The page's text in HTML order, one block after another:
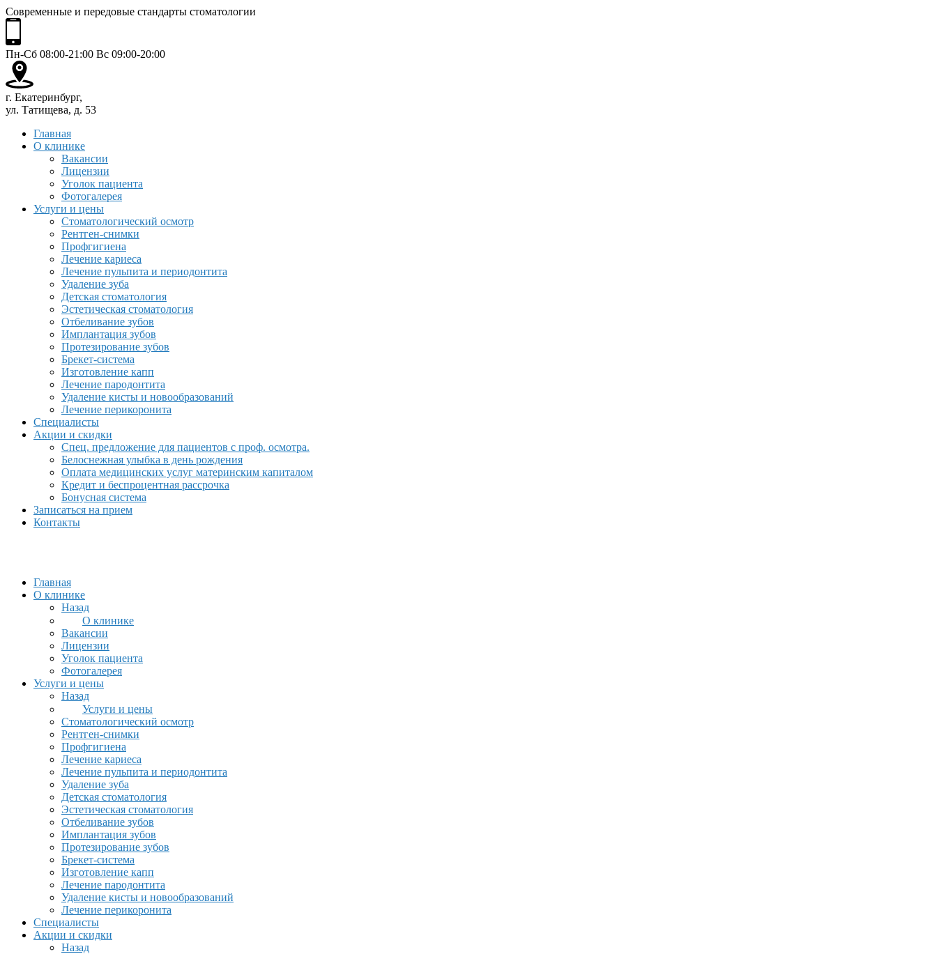
Современные и передовые стандарты стоматологии
Пн-Сб 08:00-21:00 Вс 09:00-20:00
г. Екатеринбург,
ул. Татищева, д. 53
Главная
О клинике
Вакансии
Лицензии
Уголок пациента
Фотогалерея
Услуги и цены
Стоматологический осмотр
Рентген-снимки
Профгигиена
Лечение кариеса
Лечение пульпита и периодонтита
Удаление зуба
Детская стоматология
Эстетическая стоматология
Отбеливание зубов
Имплантация зубов
Протезирование зубов
Брекет-система
Изготовление капп
Лечение пародонтита
Удаление кисты и новообразований
Лечение перикоронита
Специалисты
Акции и скидки
Спец. предложение для пациентов с проф. осмотра.
Белоснежная улыбка в день рождения
Оплата медицинских услуг материнским капиталом
Кредит и беспроцентная рассрочка
Бонусная система
Записаться на прием
Контакты
Главная
О клинике
Назад
О клинике
Вакансии
Лицензии
Уголок пациента
Фотогалерея
Услуги и цены
Назад
Услуги и цены
Стоматологический осмотр
Рентген-снимки
Профгигиена
Лечение кариеса
Лечение пульпита и периодонтита
Удаление зуба
Детская стоматология
Эстетическая стоматология
Отбеливание зубов
Имплантация зубов
Протезирование зубов
Брекет-система
Изготовление капп
Лечение пародонтита
Удаление кисты и новообразований
Лечение перикоронита
Специалисты
Акции и скидки
Назад